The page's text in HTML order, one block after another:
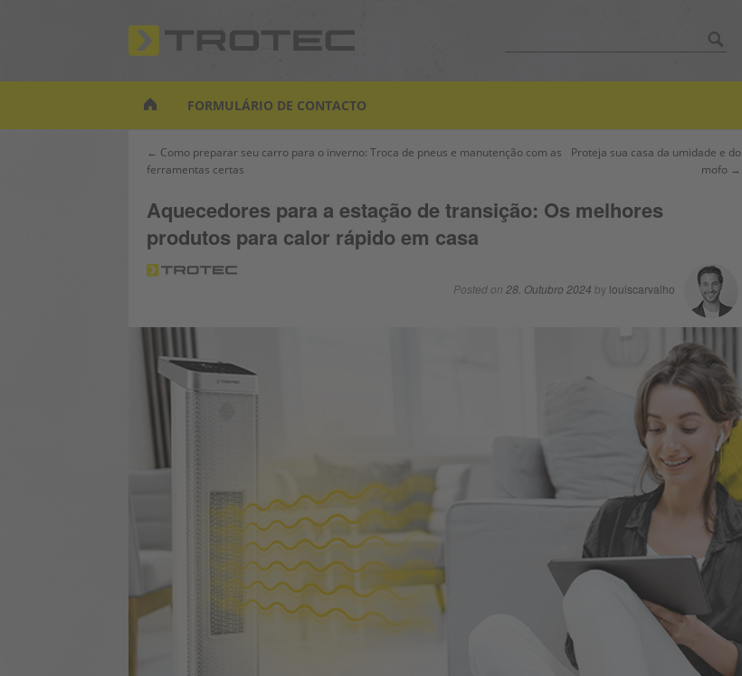
m
FORMULÁRIO DE CONTACTO
Navegação
de
← Como preparar seu carro para o inverno: Troca de pneus e manutenção com as
ferramentas certas
Proteja sua casa da umidade e do
mofo →
Aquecedores para a estação de transição: Os melhores
produtos para calor rápido em casa
Posted on 28. Outubro 2024 by louiscarvalho